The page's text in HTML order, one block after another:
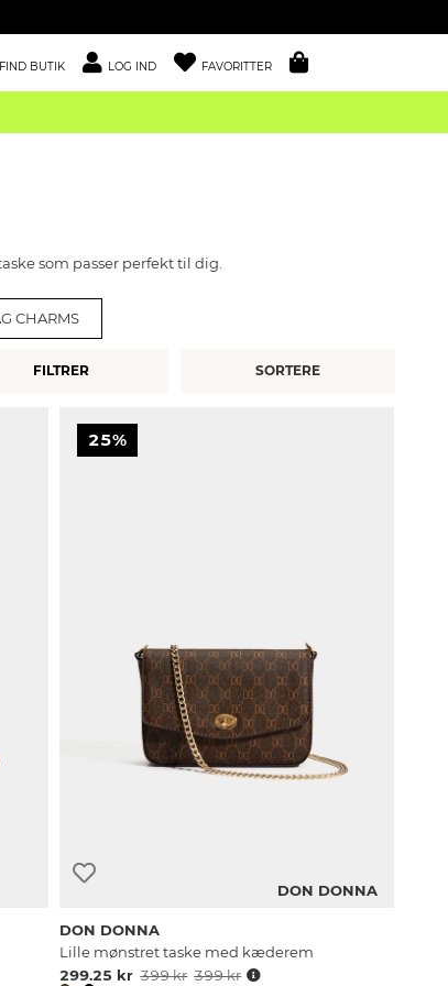
FIND BUTIK LOG IND FAVORITTER
som passer perfekt til dig.
CHARMS
FILTRER
25%
DON DONNA
DON DONNA
Lille mønstret taske med kæderem
299.25 kr 399 kr 399 kr